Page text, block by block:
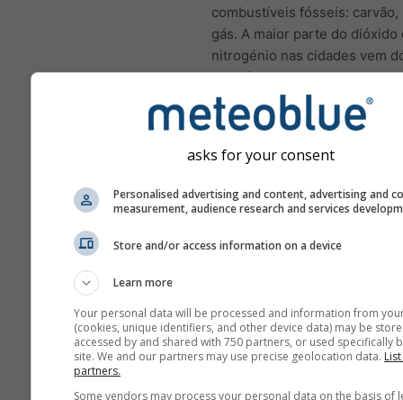
combustíveis fósseis:
gás. A maior parte do dióxido
nitrogénio nas cidades vem
de veículos motorizados. O
nitrogénio é um importante
atmosférico porque contribui
impactos significativos na
humana.
NO₂ inflama o
pulmões e pode reduzir a
tosse, resfriados, gripe e
bronquite
Para a Europa, o meteograma
poluição do ar tem um
asks for your consent
Personalised advertising and content, advertising and
measurement, audience research and services
Store and/or access information on a device
Learn more
Your personal data will be processed and information from
(cookies, unique identifiers, and other device data) may be
accessed by and shared with 750 partners, or used specifically
site. We and our partners may use precise geolocation data.
partners.
Some vendors may process your personal data on the basis of